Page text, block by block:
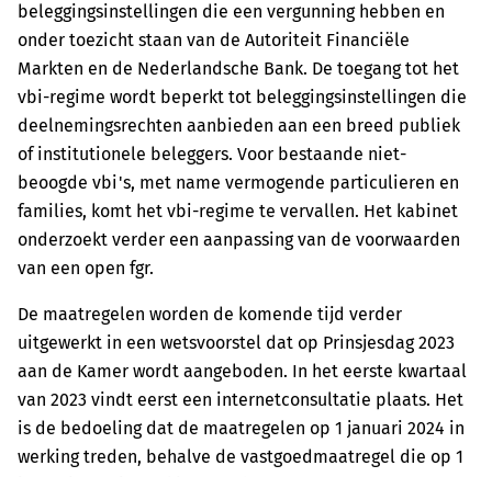
beleggingsinstellingen die een vergunning hebben en
onder toezicht staan van de Autoriteit Financiële
Markten en de Nederlandsche Bank. De toegang tot het
vbi-regime wordt beperkt tot beleggingsinstellingen die
deelnemingsrechten aanbieden aan een breed publiek
of institutionele beleggers. Voor bestaande niet-
beoogde vbi's, met name vermogende particulieren en
families, komt het vbi-regime te vervallen. Het kabinet
onderzoekt verder een aanpassing van de voorwaarden
van een open fgr.
De maatregelen worden de komende tijd verder
uitgewerkt in een wetsvoorstel dat op Prinsjesdag 2023
aan de Kamer wordt aangeboden. In het eerste kwartaal
van 2023 vindt eerst een internetconsultatie plaats. Het
is de bedoeling dat de maatregelen op 1 januari 2024 in
werking treden, behalve de vastgoedmaatregel die op 1